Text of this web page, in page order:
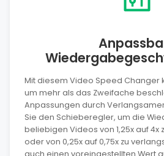
Mit diesem Video Speed Changer
um mehr als das Zweifache
Anpassungen durch
Sie den Schieberegler, um die
beliebigen Videos von 1,25x auf 4x
oder von 0,25x auf 0,75x zu
auch einen voreingestellten Wert